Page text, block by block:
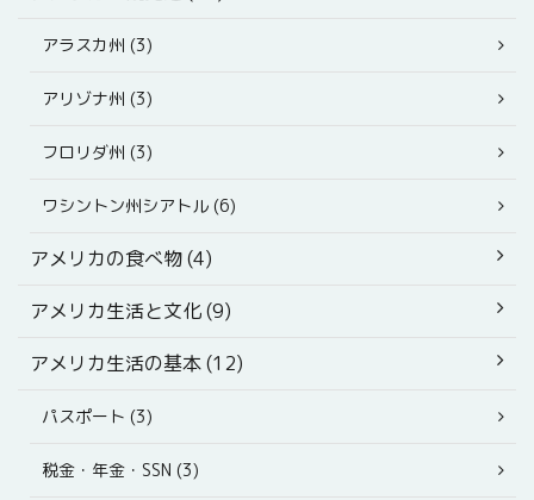
アラスカ州 (3)
アリゾナ州 (3)
フロリダ州 (3)
ワシントン州シアトル (6)
アメリカの食べ物 (4)
アメリカ生活と文化 (9)
アメリカ生活の基本 (12)
パスポート (3)
税金・年金・SSN (3)